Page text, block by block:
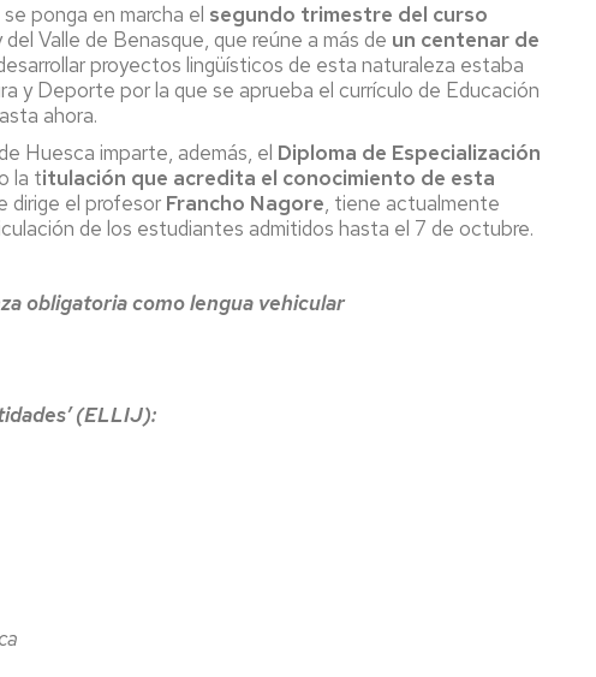
ponga en marcha el segundo trimestre del curso
Valle de Benasque, que reúne a más de un centenar de
proyectos lingüísticos de esta naturaleza estaba
y Deporte por la que se aprueba el currículo de Educación
ahora.
Huesca imparte, además, el Diploma de Especialización
la titulación que acredita el conocimiento de esta
dirige el profesor Francho Nagore, tiene actualmente
de los estudiantes admitidos hasta el 7 de octubre.
obligatoria como lengua vehicular
(ELLIJ):